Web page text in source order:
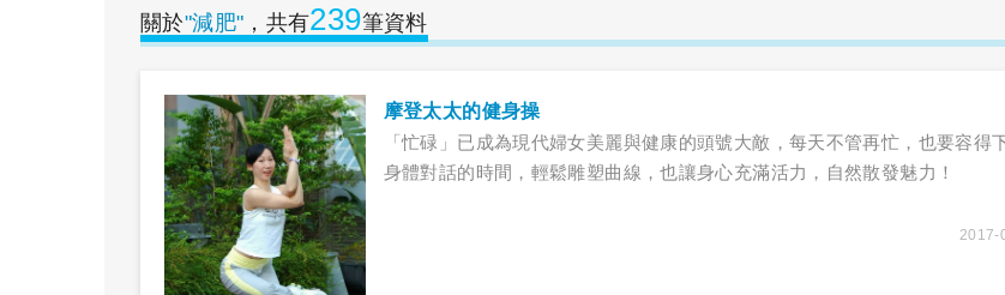
關於"減肥" ，共有239筆資料
摩登太太的健身操
「忙碌」已成為現代婦女美麗與健康的頭號大敵，每天不管再忙，也要容得
身體對話的時間，輕鬆雕塑曲線，也讓身心充滿活力，自然散發魅力！
2017-